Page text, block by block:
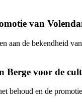
van
aan de bekendheid
Berge voor de
behoud en de